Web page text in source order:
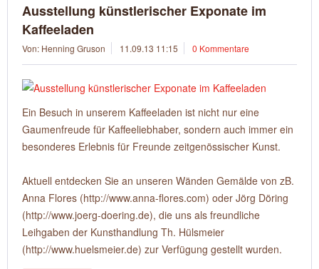
Ausstellung künstlerischer Exponate im
Kaffeeladen
Von: Henning Gruson 11.09.13 11:15 0 Kommentare
Ein Besuch in unserem Kaffeeladen ist nicht nur eine
Gaumenfreude für Kaffeeliebhaber, sondern auch immer ein
besonderes Erlebnis für Freunde zeitgenössischer Kunst.
Aktuell entdecken Sie an unseren Wänden Gemälde von zB.
Anna Flores (http://www.anna-flores.com) oder Jörg Döring
(http://www.joerg-doering.de), die uns als freundliche
Leihgaben der Kunsthandlung Th. Hülsmeier
(http://www.huelsmeier.de) zur Verfügung gestellt wurden.